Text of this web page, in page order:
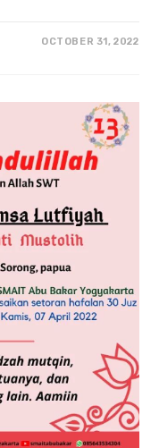
OCTOBER 31, 2022